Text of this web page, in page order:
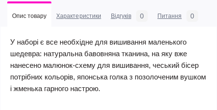
Опис товару Характеристики Відгуків 0 Питання 0
У наборі є все необхідне для вишивання маленького
шедевра: натуральна бавовняна тканина, на яку вже
нанесено малюнок-схему для вишивання, чеський бісер
потрібних кольорів, японська голка з позолоченим вушком
і жменька гарного настрою.